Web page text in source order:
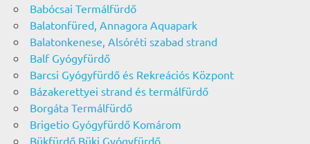
Babócsai Termálfürdő
Balatonfüred, Annagora Aquapark
Balatonkenese, Alsóréti szabad strand
Balf Gyógyfürdő
Barcsi Gyógyfürdő és Rekreációs Központ
Bázakerettyei strand és termálfürdő
Borgáta Termálfürdő
Brigetio Gyógyfürdő Komárom
Bükfürdő Büki Gyógyfürdő